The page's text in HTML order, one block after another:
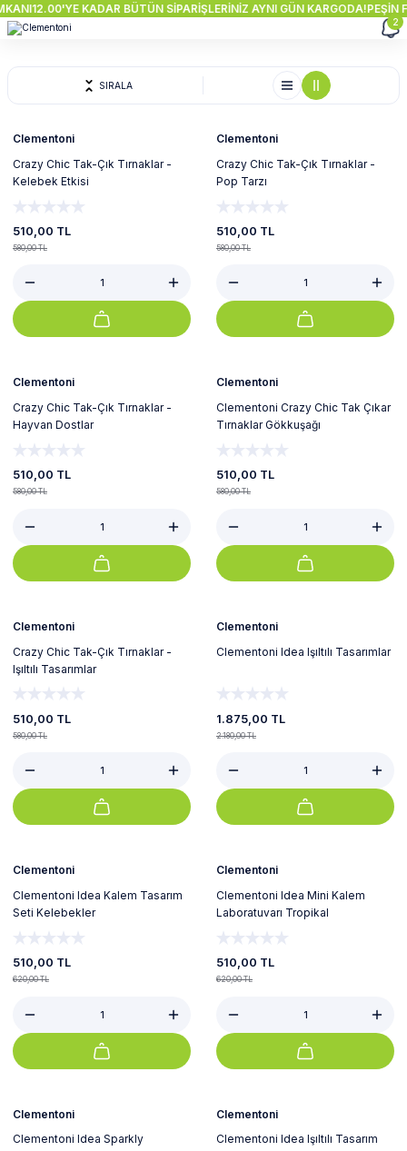
12.00'YE KADAR BÜTÜN SİPARİŞLERİNİZ AYNI GÜN KARGODA!PEŞİN
2
SIRALA
%12
Yeni
Clementoni
Crazy Chic Tak-Çık Tırnaklar -
Kelebek Etkisi
510,00 TL
580,00 TL
%12
Yeni
Clementoni
Crazy Chic Tak-Çık Tırnaklar -
Pop Tarzı
510,00 TL
580,00 TL
Yeni
Clementoni
Crazy Chic Tak-Çık Tırnaklar -
Hayvan Dostlar
510,00 TL
580,00 TL
Yeni
Clementoni
Clementoni Crazy Chic Tak Çıkar
Tırnaklar Gökkuşağı
510,00 TL
580,00 TL
Yeni
Clementoni
Crazy Chic Tak-Çık Tırnaklar -
Işıltılı Tasarımlar
510,00 TL
580,00 TL
Yeni
Clementoni
Clementoni Idea Işıltılı Tasarımlar
1.875,00 TL
2.180,00 TL
Yeni
Clementoni
Clementoni Idea Kalem Tasarım
Seti Kelebekler
510,00 TL
620,00 TL
Yeni
Clementoni
Clementoni Idea Mini Kalem
Laboratuvarı Tropikal
510,00 TL
620,00 TL
Yeni
Clementoni
Clementoni Idea Sparkly
Yeni
Clementoni
Clementoni Idea Işıltılı Tasarım